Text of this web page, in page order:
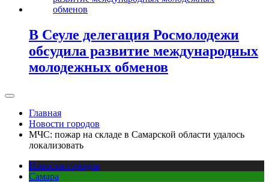
В Сеуле делегация Росмолодежи
обсудила развитие международных
молодежных обменов
Главная
Новости городов
МЧС: пожар на складе в Самарской области удалось
локализовать
Новости городов
Самара